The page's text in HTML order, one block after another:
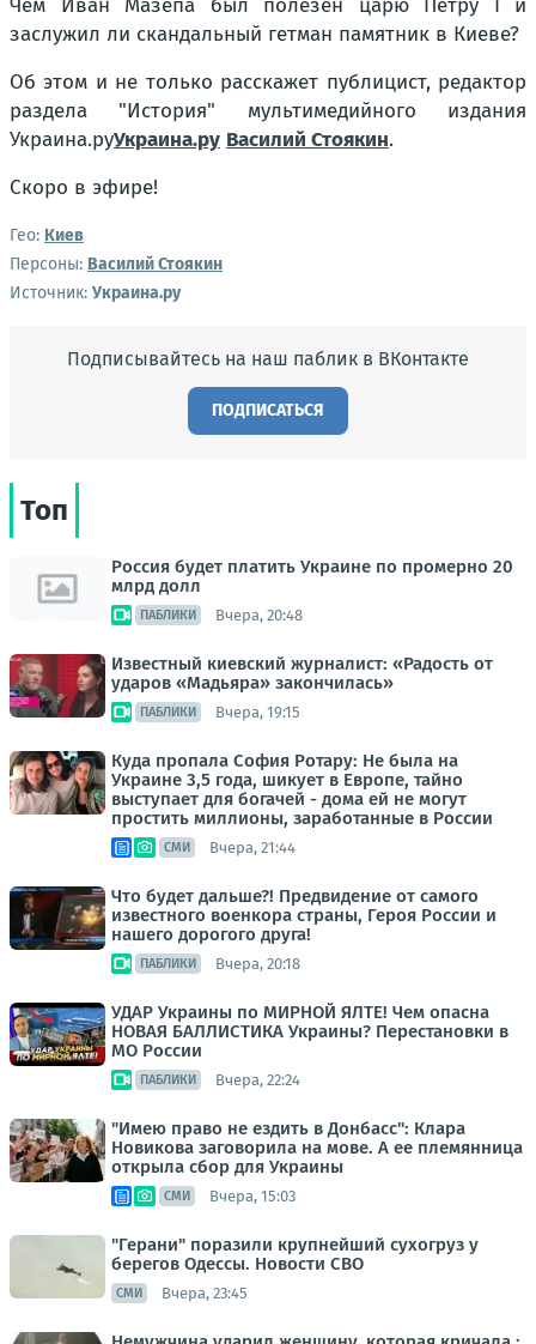
Чем Иван Мазепа был полезен царю Петру I и
заслужил ли скандальный гетман памятник в Киеве?
Об этом и не только расскажет публицист, редактор
раздела "История" мультимедийного издания
Украина.руУкраина.ру Василий Стоякин.
Скоро в эфире!
Гео: Киев
Персоны: Василий Стоякин
Источник: Украина.ру
Подписывайтесь на наш паблик в ВКонтакте
ПОДПИСАТЬСЯ
Топ
Россия будет платить Украине по промерно 20
млрд долл
ПАБЛИКИ Вчера, 20:48
Известный киевский журналист: «Радость от
ударов «Мадьяра» закончилась»
ПАБЛИКИ Вчера, 19:15
Куда пропала София Ротару: Не была на
Украине 3,5 года, шикует в Европе, тайно
выступает для богачей - дома ей не могут
простить миллионы, заработанные в России
СМИ Вчера, 21:44
Что будет дальше?! Предвидение от самого
известного военкора страны, Героя России и
нашего дорогого друга!
ПАБЛИКИ Вчера, 20:18
УДАР Украины по МИРНОЙ ЯЛТЕ! Чем опасна
НОВАЯ БАЛЛИСТИКА Украины? Перестановки в
МО России
ПАБЛИКИ Вчера, 22:24
"Имею право не ездить в Донбасс": Клара
Новикова заговорила на мове. А ее племянница
открыла сбор для Украины
СМИ Вчера, 15:03
"Герани" поразили крупнейший сухогруз у
берегов Одессы. Новости СВО
СМИ Вчера, 23:45